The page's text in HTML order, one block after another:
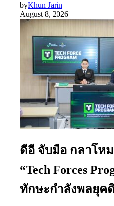
byKhun Jarin
August 8, 2026
ดีอี จับมือ กลาโห
“Tech Forces
ทักษะกำลังพลยุค